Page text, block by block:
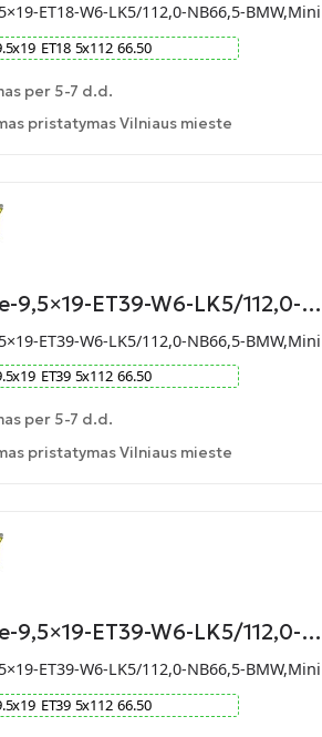
ET18-W6-LK5/112,0-NB66,5-BMW,Mini
x19 ET18 5x112 66.50
per 5-7 d.d.
pristatymas Vilniaus mieste
9,5×19-ET39-W6-LK5/112,0-…
ET39-W6-LK5/112,0-NB66,5-BMW,Mini
x19 ET39 5x112 66.50
per 5-7 d.d.
pristatymas Vilniaus mieste
9,5×19-ET39-W6-LK5/112,0-…
ET39-W6-LK5/112,0-NB66,5-BMW,Mini
x19 ET39 5x112 66.50